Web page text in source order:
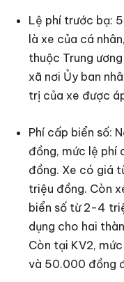
Lệ phí trước bạ:
là xe của cá
thuộc Trung
xã nơi Ủy ban
trị của xe được
Phí cấp biển số:
đồng, mức lệ
đồng. Xe có giá
triệu đồng. Còn
biển số từ 2-4
dụng cho hai
Còn tại KV2,
và 50.000 đồng